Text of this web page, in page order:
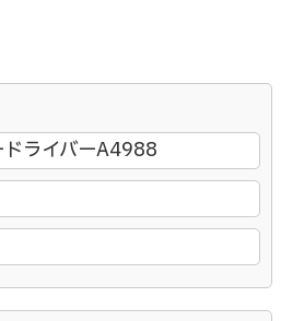
ドライバーA4988